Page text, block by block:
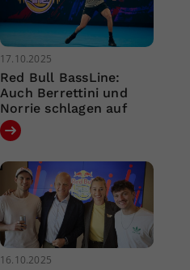
17.10.2025
Red Bull BassLine:
Auch Berrettini und
Norrie schlagen auf
16.10.2025